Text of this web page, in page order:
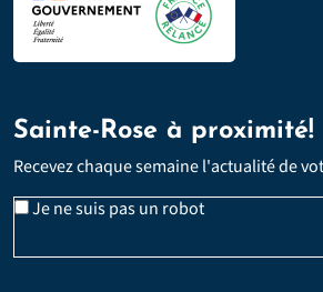
Sainte-Rose à proximité!
Recevez chaque semaine l'actualité de
Je ne suis pas un robotEmail